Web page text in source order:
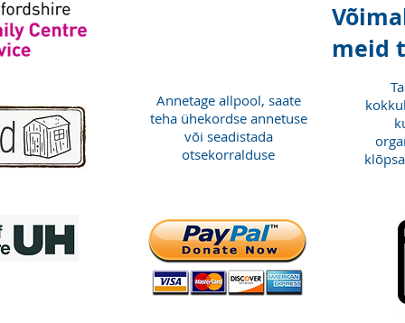
meid
Annetage allpool, saate
teha ühekordse annetuse
või seadistada
otsekorralduse